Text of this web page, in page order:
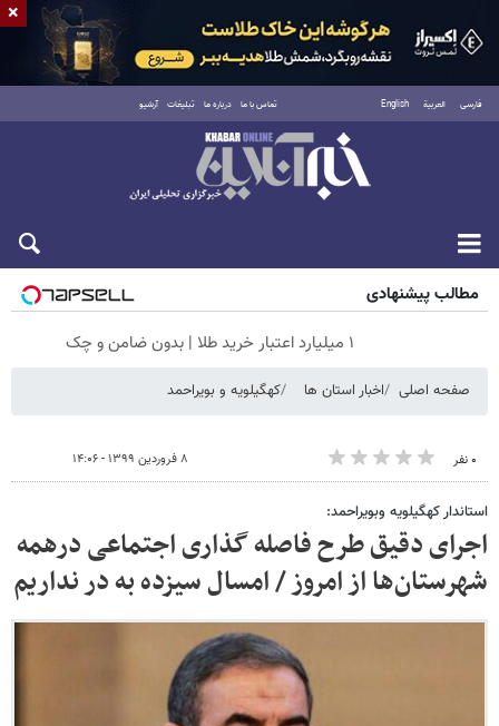
فارسی العربية English تماس با ما درباره ما تبلیغات آرشیو
جمعه ۱۶ مرداد ۱۴۰۵
مطالب پیشنهادی
۱ میلیارد اعتبار خرید طلا | بدون ضامن و چک
صفحه اصلی اخبار استان ها کهگیلویه و بویراحمد
۰ نفر ۸ فروردین ۱۳۹۹ - ۱۴:۰۶
استاندار کهگیلویه وبویراحمد:
اجرای دقیق طرح فاصله گذاری اجتماعی درهمه
شهرستان‌ها از امروز / امسال سیزده به در نداریم
×